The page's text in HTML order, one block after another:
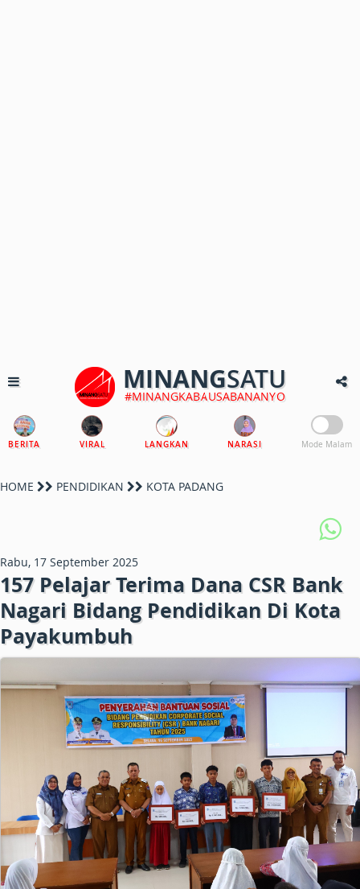
MINANGSATU
#MINANGKABAUSABANANYO
BERITA VIRAL LANGKAN NARASI Mode Malam
HOME PENDIDIKAN KOTA PADANG
Rabu, 17 September 2025
157 Pelajar Terima Dana CSR Bank
Nagari Bidang Pendidikan Di Kota
Payakumbuh